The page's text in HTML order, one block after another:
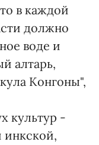
в каждой
должно
воде и
алтарь,
Конгоны",
культур -
инкской,